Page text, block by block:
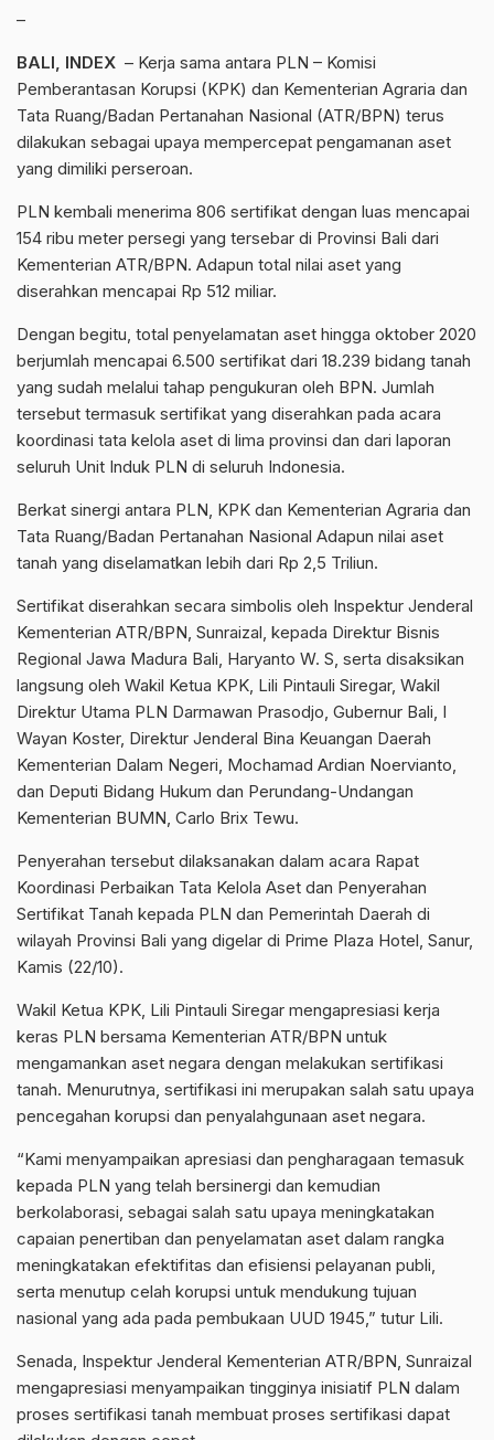
–
BALI, INDEX – Kerja sama antara PLN – Komisi
Pemberantasan Korupsi (KPK) dan Kementerian Agraria dan
Tata Ruang/Badan Pertanahan Nasional (ATR/BPN) terus
dilakukan sebagai upaya mempercepat pengamanan aset
yang dimiliki perseroan.
PLN kembali menerima 806 sertifikat dengan luas mencapai
154 ribu meter persegi yang tersebar di Provinsi Bali dari
Kementerian ATR/BPN. Adapun total nilai aset yang
diserahkan mencapai Rp 512 miliar.
Dengan begitu, total penyelamatan aset hingga oktober 2020
berjumlah mencapai 6.500 sertifikat dari 18.239 bidang tanah
yang sudah melalui tahap pengukuran oleh BPN. Jumlah
tersebut termasuk sertifikat yang diserahkan pada acara
koordinasi tata kelola aset di lima provinsi dan dari laporan
seluruh Unit Induk PLN di seluruh Indonesia.
Berkat sinergi antara PLN, KPK dan Kementerian Agraria dan
Tata Ruang/Badan Pertanahan Nasional Adapun nilai aset
tanah yang diselamatkan lebih dari Rp 2,5 Triliun.
Sertifikat diserahkan secara simbolis oleh Inspektur Jenderal
Kementerian ATR/BPN, Sunraizal, kepada Direktur Bisnis
Regional Jawa Madura Bali, Haryanto W. S, serta disaksikan
langsung oleh Wakil Ketua KPK, Lili Pintauli Siregar, Wakil
Direktur Utama PLN Darmawan Prasodjo, Gubernur Bali, I
Wayan Koster, Direktur Jenderal Bina Keuangan Daerah
Kementerian Dalam Negeri, Mochamad Ardian Noervianto,
dan Deputi Bidang Hukum dan Perundang-Undangan
Kementerian BUMN, Carlo Brix Tewu.
Penyerahan tersebut dilaksanakan dalam acara Rapat
Koordinasi Perbaikan Tata Kelola Aset dan Penyerahan
Sertifikat Tanah kepada PLN dan Pemerintah Daerah di
wilayah Provinsi Bali yang digelar di Prime Plaza Hotel, Sanur,
Kamis (22/10).
Wakil Ketua KPK, Lili Pintauli Siregar mengapresiasi kerja
keras PLN bersama Kementerian ATR/BPN untuk
mengamankan aset negara dengan melakukan sertifikasi
tanah. Menurutnya, sertifikasi ini merupakan salah satu upaya
pencegahan korupsi dan penyalahgunaan aset negara.
“Kami menyampaikan apresiasi dan pengharagaan temasuk
kepada PLN yang telah bersinergi dan kemudian
berkolaborasi, sebagai salah satu upaya meningkatakan
capaian penertiban dan penyelamatan aset dalam rangka
meningkatakan efektifitas dan efisiensi pelayanan publi,
serta menutup celah korupsi untuk mendukung tujuan
nasional yang ada pada pembukaan UUD 1945,” tutur Lili.
Senada, Inspektur Jenderal Kementerian ATR/BPN, Sunraizal
mengapresiasi menyampaikan tingginya inisiatif PLN dalam
proses sertifikasi tanah membuat proses sertifikasi dapat